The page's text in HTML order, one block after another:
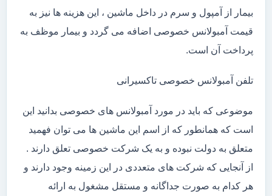
بیمار از آمپول و سرم در داخل ماشین ، این هزینه ها نیز به
قیمت آمبولانس خصوصی اضافه می گردد و بیمار موظف به
پرداخت آن است.
تلفن آمبولانس خصوصی تاکسیرانی
موضوعی که باید در مورد آمبولانس های خصوصی بدانید این
است که همانطور که از اسم این ماشین ها می توان فهمید
متعلق به دولت نبوده و به یک شرکت خصوصی تعلق دارند .
از آنجایی که شرکت های متعددی در این زمینه وجود دارند و
هر کدام به صورت جداگانه و مستقل مشغول به ارائه